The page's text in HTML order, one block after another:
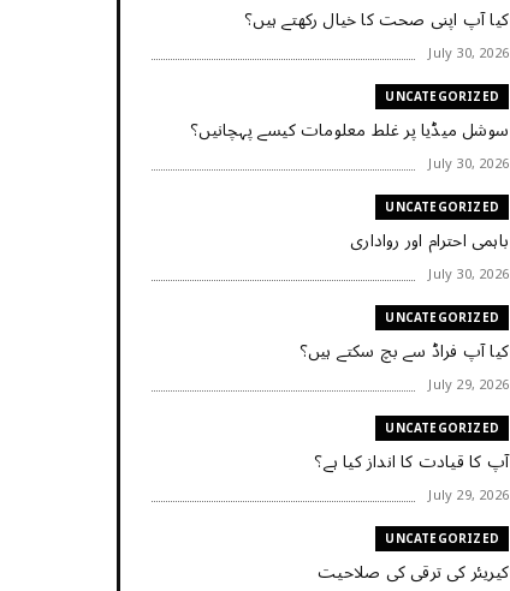
کیا آپ اپنی صحت کا خیال رکھتے ہیں؟
July 30, 2026
UNCATEGORIZED
سوشل میڈیا پر غلط معلومات کیسے پہچانیں؟
July 30, 2026
UNCATEGORIZED
باہمی احترام اور رواداری
July 30, 2026
UNCATEGORIZED
کیا آپ فراڈ سے بچ سکتے ہیں؟
July 29, 2026
UNCATEGORIZED
آپ کا قیادت کا انداز کیا ہے؟
July 29, 2026
UNCATEGORIZED
کیریئر کی ترقی کی صلاحیت